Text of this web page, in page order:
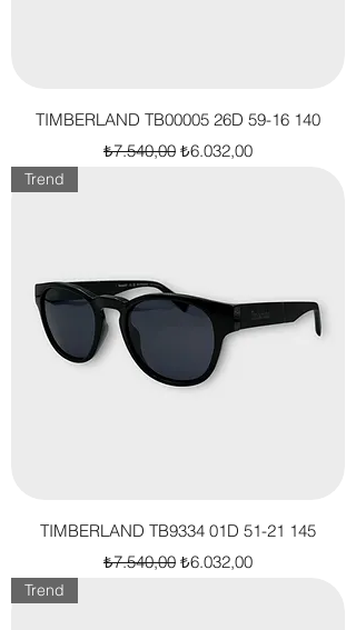
TIMBERLAND TB00005 26D 59-16 140
Normal Fiyat
₺7.540,00 İndirimli Fiyat
₺6.032,00
Trend
TIMBERLAND TB9334 01D 51-21 145
Normal Fiyat
₺7.540,00 İndirimli Fiyat
₺6.032,00
Trend